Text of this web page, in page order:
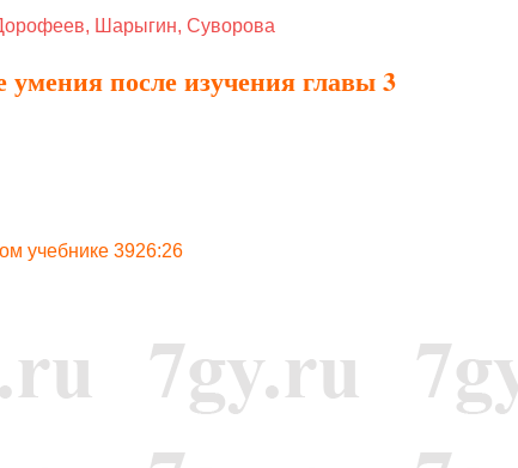
Шарыгин, Суворова
после изучения главы 3
учебнике 3926:26